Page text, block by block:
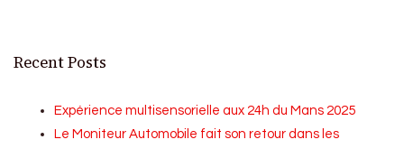
Recent Posts
Expérience multisensorielle aux 24h du Mans 2025
Le Moniteur Automobile fait son retour dans les